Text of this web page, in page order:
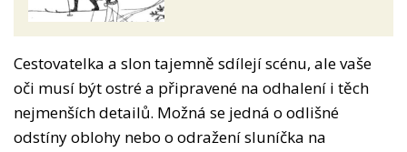
Cestovatelka a slon tajemně sdílejí scénu, ale vaše
oči musí být ostré a připravené na odhalení i těch
nejmenších detailů. Možná se jedná o odlišné
odstíny oblohy nebo o odražení sluníčka na